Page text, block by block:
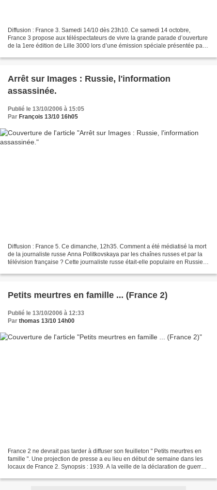
Diffusion : France 3. Samedi 14/10 dès 23h10. Ce samedi 14 octobre,
France 3 propose aux téléspectateurs de vivre la grande parade d’ouverture
de la 1ere édition de Lille 3000 lors d’une émission spéciale présentée par
Arrêt sur Images : Russie, l'information
assassinée.
Publié le 13/10/2006 à 15:05
Par François 13/10 16h05
Diffusion : France 5. Ce dimanche, 12h35. Comment a été médiatisé la mort
de la journaliste russe Anna Politkovskaya par les chaînes russes et par la
télévision française ? Cette journaliste russe était-elle populaire en Russie ?
Petits meurtres en famille ... (France 2)
Publié le 13/10/2006 à 12:33
Par thomas 13/10 14h00
France 2 ne devrait pas tarder à diffuser son feuilleton " Petits meurtres en
famille ". Une projection de presse a eu lieu en début de semaine dans les
locaux de France 2. Synopsis : 1939. A la veille de la déclaration de guerre,